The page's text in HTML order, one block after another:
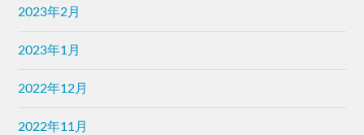
2023年2月
2023年1月
2022年12月
2022年11月